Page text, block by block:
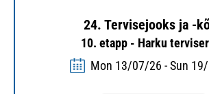
24. Tervisejooks ja -
10. etapp - Harku
Mon 13/07/26 - Sun